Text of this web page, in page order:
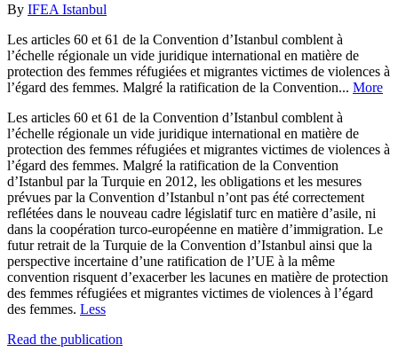
By IFEA Istanbul
Les articles 60 et 61 de la Convention d’Istanbul comblent à
l’échelle régionale un vide juridique international en matière de
protection des femmes réfugiées et migrantes victimes de violences à
l’égard des femmes. Malgré la ratification de la Convention... More
Les articles 60 et 61 de la Convention d’Istanbul comblent à
l’échelle régionale un vide juridique international en matière de
protection des femmes réfugiées et migrantes victimes de violences à
l’égard des femmes. Malgré la ratification de la Convention
d’Istanbul par la Turquie en 2012, les obligations et les mesures
prévues par la Convention d’Istanbul n’ont pas été correctement
reflétées dans le nouveau cadre législatif turc en matière d’asile, ni
dans la coopération turco-européenne en matière d’immigration. Le
futur retrait de la Turquie de la Convention d’Istanbul ainsi que la
perspective incertaine d’une ratification de l’UE à la même
convention risquent d’exacerber les lacunes en matière de protection
des femmes réfugiées et migrantes victimes de violences à l’égard
des femmes. Less
Read the publication